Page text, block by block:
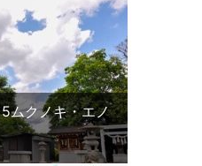
ムクノキ・エノ